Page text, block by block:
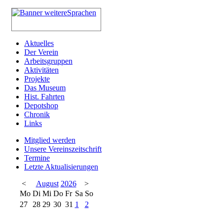
Aktuelles
Der Verein
Arbeitsgruppen
Aktivitäten
Projekte
Das Museum
Hist. Fahrten
Depotshop
Chronik
Links
Mitglied werden
Unsere Vereinszeitschrift
Termine
Letzte Aktualisierungen
<
August 2026
>
Mo Di Mi Do Fr Sa So
27
28 29 30 31 1
2